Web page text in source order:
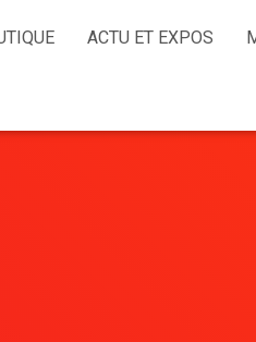
ACTU ET EXPOS